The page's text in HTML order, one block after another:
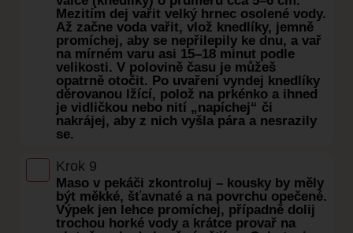
Mezitím dej vařit velký hrnec osolené vody.
Až začne voda vařit, vlož knedlíky, jemně
promíchej, aby se nepřilepily ke dnu, a vař
na mírném varu asi 15–18 minut podle
velikosti. V polovině času je můžeš
opatrně otočit. Po uvaření vyndej knedlíky
děrovanou lžící, polož na prkénko a ihned
je vidličkou nebo nití „napíchej“ či
nakrájej, aby z nich vyšla pára a nesrazily
se.
Krok 9
Maso v pekáči zkontroluj – kousky by měly
být měkké, šťavnaté a na povrchu opečené.
Výpek jen lehce promíchej, případně dolij
trochou horké vody a krátce provař na